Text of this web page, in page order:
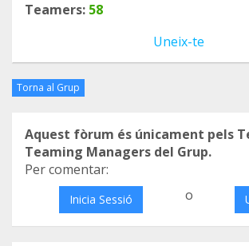
Teamers: 58
Uneix-te
Torna al Grup
Aquest fòrum és únicament pels
Teaming Managers del Grup.
Per comentar:
Inicia Sessió o